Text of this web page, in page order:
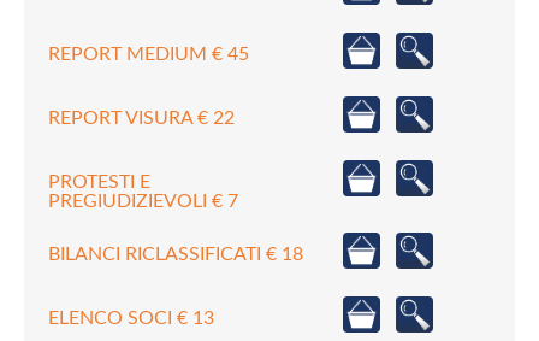
REPORT MEDIUM € 45
REPORT VISURA € 22
PROTESTI E
PREGIUDIZIEVOLI € 7
BILANCI RICLASSIFICATI € 18
ELENCO SOCI € 13